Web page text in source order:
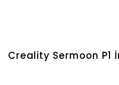
Creality Sermoon P1